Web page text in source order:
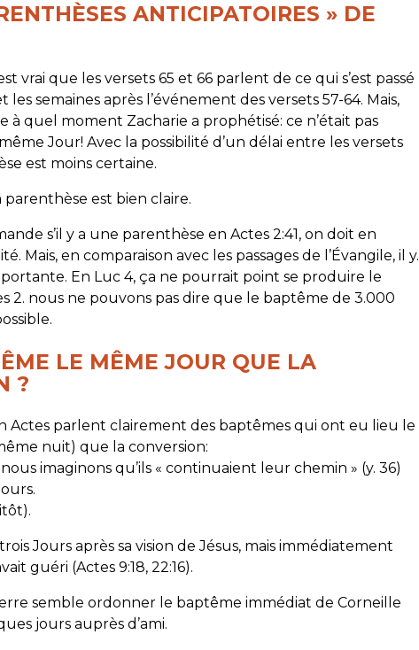
ANTICIPATOIRES » DE
vrai que les versets 65 et 66 parlent de ce qui s’est passé
semaines après l’événement des versets 57-64. Mais,
à quel moment Zacharie a prophétisé: ce n’était pas
Jour! Avec la possibilité d’un délai entre les versets
est moins certaine.
parenthèse est bien claire.
s’il y a une parenthèse en Actes 2:41, on doit en
Mais, en comparaison avec les passages de l’Évangile, il y.
En Luc 4, ça ne pourrait point se produire le
2. nous ne pouvons pas dire que le baptême de 3.000
LE MÊME JOUR QUE LA
?
Actes parlent clairement des baptêmes qui ont eu lieu le
nuit) que la conversion:
imaginons qu’ils « continuaient leur chemin » (y. 36)
Jours après sa vision de Jésus, mais immédiatement
guéri (Actes 9:18, 22:16).
semble ordonner le baptême immédiat de Corneille
jours auprès d’ami.